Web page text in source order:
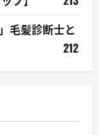
毛髪診断士と
212